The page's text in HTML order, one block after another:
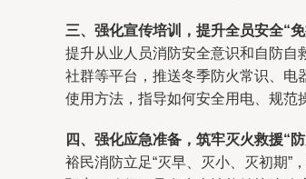
三、强化宣传培训，提升全员安全“
提升从业人员消防安全意识和自防自
社群等平台，推送冬季防火常识、电
使用方法，指导如何安全用电、规范
四、强化应急准备，筑牢灭火救援“
裕民消防立足“灭早、灭小、灭初期”